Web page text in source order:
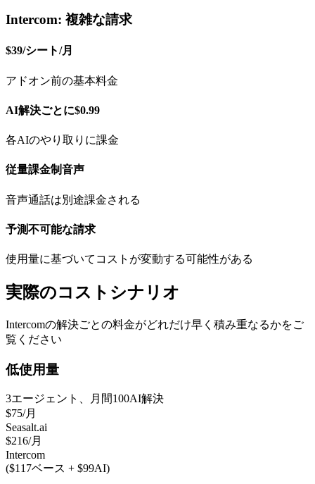
Intercom: 複雑な請求
$39/シート/月
アドオン前の基本料金
AI解決ごとに$0.99
各AIのやり取りに課金
従量課金制音声
音声通話は別途課金される
予測不可能な請求
使用量に基づいてコストが変動する可能性がある
実際のコストシナリオ
Intercomの解決ごとの料金がどれだけ早く積み重なるかをご
覧ください
低使用量
3エージェント、月間100AI解決
$75/月
Seasalt.ai
$216/月
Intercom
($117ベース + $99AI)